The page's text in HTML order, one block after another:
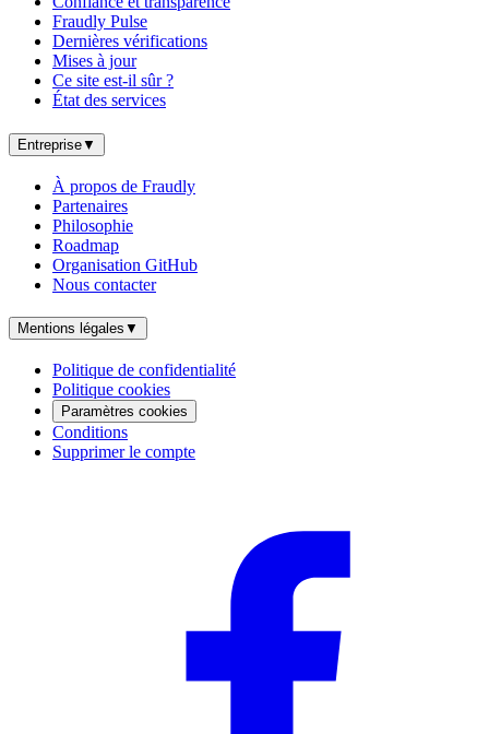
Fraudly Pulse
Dernières vérifications
Mises à jour
Ce site est-il sûr ?
État des services
Entreprise▼
À propos de Fraudly
Partenaires
Philosophie
Roadmap
Organisation GitHub
Nous contacter
Mentions légales ▼
Politique de confidentialité
Politique cookies
Paramètres cookies
Conditions
Supprimer le compte